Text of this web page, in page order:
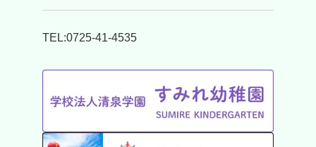
TEL:0725-41-4535